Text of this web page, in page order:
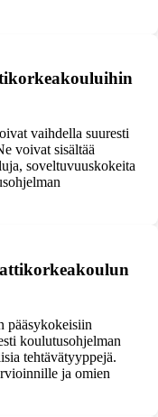
vaihdella suuresti
voivat sisältää
soveltuvuuskokeita
pääsykokeisiin
koulutusohjelman
tehtävätyyppejä.
ja omien